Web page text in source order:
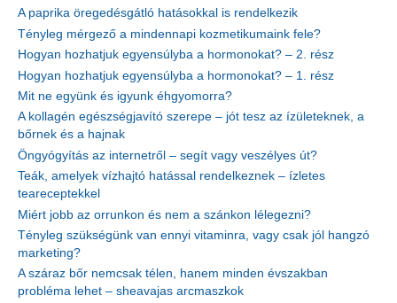
A paprika öregedésgátló hatásokkal is rendelkezik
Tényleg mérgező a mindennapi kozmetikumaink fele?
Hogyan hozhatjuk egyensúlyba a hormonokat? – 2. rész
Hogyan hozhatjuk egyensúlyba a hormonokat? – 1. rész
Mit ne együnk és igyunk éhgyomorra?
A kollagén egészségjavító szerepe – jót tesz az ízületeknek, a
bőrnek és a hajnak
Öngyógyítás az internetről – segít vagy veszélyes út?
Teák, amelyek vízhajtó hatással rendelkeznek – ízletes
teareceptekkel
Miért jobb az orrunkon és nem a szánkon lélegezni?
Tényleg szükségünk van ennyi vitaminra, vagy csak jól hangzó
marketing?
A száraz bőr nemcsak télen, hanem minden évszakban
probléma lehet – sheavajas arcmaszkok